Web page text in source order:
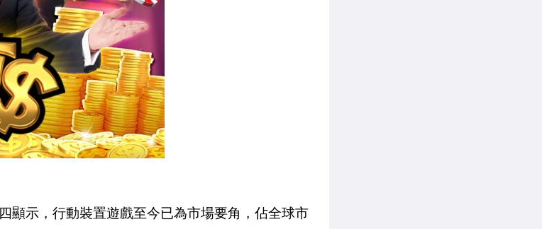
顯示，行動裝置遊戲至今已為市場要角，佔全球市